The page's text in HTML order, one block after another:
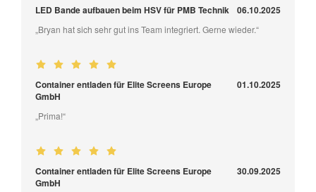
LED Bande aufbauen beim HSV für PMB Technik 06.10.2025
„Bryan hat sich sehr gut ins Team integriert. Gerne wieder.“
Container entladen für Elite Screens Europe
GmbH
01.10.2025
„Prima!“
Container entladen für Elite Screens Europe
GmbH
30.09.2025